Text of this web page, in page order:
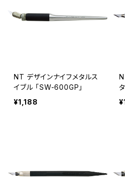
NT デザインナイフメタルス
イブル 「SW-600GP」
¥1,188